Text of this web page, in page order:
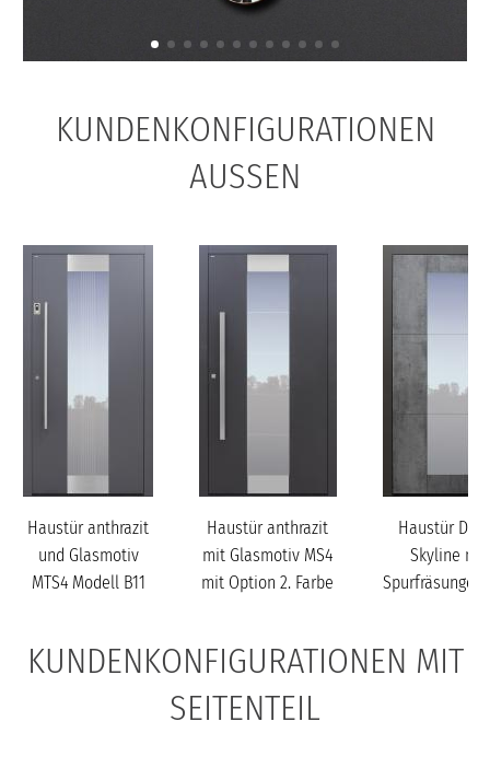
KUNDENKONFIGURATIONEN
AUSSEN
Haustür anthrazit
und Glasmotiv
MTS4 Modell B11
Haustür anthrazit
mit Glasmotiv MS4
mit Option 2. Farbe
Haustür
Skyline mit
Spurfräsungen
KUNDENKONFIGURATIONEN MIT
SEITENTEIL